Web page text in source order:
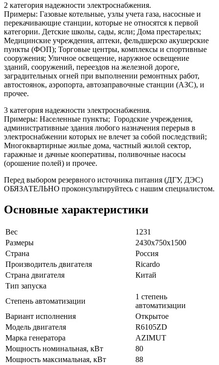
2 категория надежности электроснабжения.
Примеры: Газовые котельные, узлы учета газа, насосные и
перекачивающие станции, которые не относятся к первой
категории. Детские школы, сады, ясли; Дома престарелых;
Медицинские учреждения, аптеки, фельдшерско акушерские
пункты (ФОП); Торговые центры, комплексы и спортивные
сооружения; Уличное освещение, наружное освещение
зданий, сооружений, переездов на железной дороге,
заградительных огней при выполнении ремонтных работ,
автостоянок, аэропорта, автозаправочные станции (АЗС), и
прочее.
3 категория надежности электроснабжения.
Примеры: Населенные пункты; Городские учреждения,
административные здания любого назначения перерыв в
электроснабжении которых не влечет за собой последствий;
Многоквартирные жилые дома, частный жилой сектор,
гаражные и дачные кооперативы, поливочные насосы
(орошение полей) и прочее.
Перед выбором резервного источника питания (ДГУ, ДЭС)
ОБЯЗАТЕЛЬНО проконсультируйтесь с нашим специалистом.
Основные характеристики
Вес
1231
Размеры
2430х750x1500
Страна
Россия
Производитель двигателя
Ricardo
Страна двигателя
Китай
Тип запуска
Степень автоматизации
1 степень
автоматизации
Вариант исполнения
Открытое
Модель двигателя
R6105ZD
Марка генератора
AZIMUT
Мощность номинальная, кВт
80
Мощность максимальная, кВт
88